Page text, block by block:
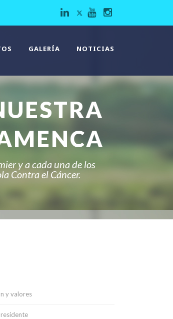
GALERÍA NOTICIAS
y a cada una de los
Contra el Cáncer.
y valores